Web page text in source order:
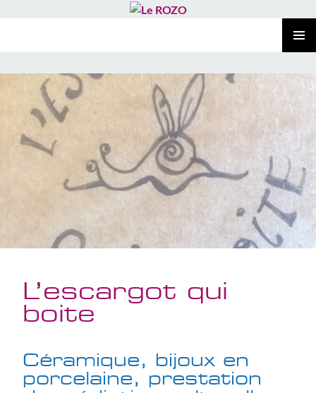
CONTENU
L’escargot qui
boite
Céramique, bijoux en
porcelaine, prestation